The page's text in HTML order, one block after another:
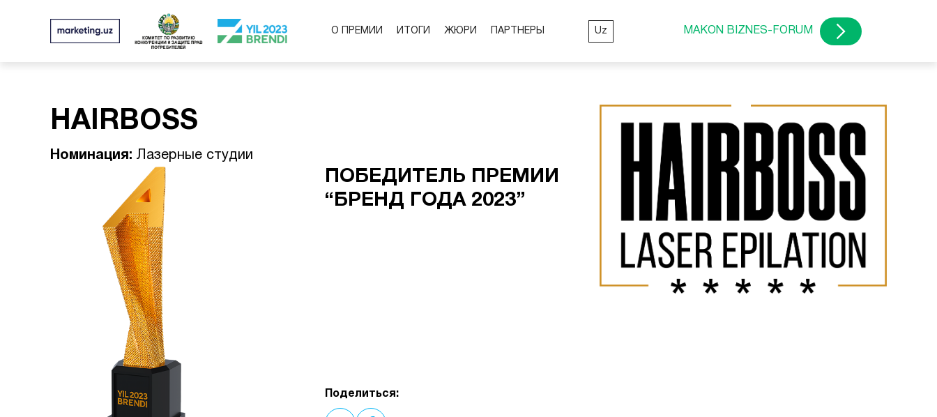
О ПРЕМИИ ИТОГИ ЖЮРИ ПАРТНЕРЫ Uz MAKON BIZNES-FORUM
HAIRBOSS
Номинация: Лазерные студии
ПОБЕДИТЕЛЬ ПРЕМИИ
“БРЕНД ГОДА 2023”
Поделиться: